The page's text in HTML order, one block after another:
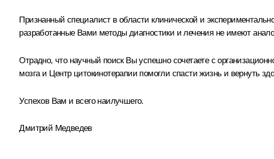
Признанный специалист в области клинической и
разработанные Вами методы диагностики и лечения не имеют
Отрадно, что научный поиск Вы успешно сочетаете с
мозга и Центр цитокинотерапии помогли спасти жизнь и вернуть
Успехов Вам и всего наилучшего.
Дмитрий Медведев